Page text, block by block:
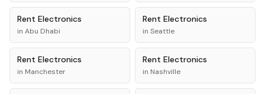
Rent Electronics
in Abu Dhabi
Rent Electronics
in Seattle
Rent Electronics
in Manchester
Rent Electronics
in Nashville